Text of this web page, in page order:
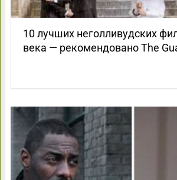
10 лучших неголливудских
века — рекомендовано The